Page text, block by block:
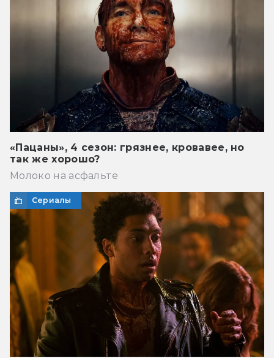
«Пацаны», 4 сезон: грязнее, кровавее, но
так же хорошо?
Молоко на асфальте
Сериалы